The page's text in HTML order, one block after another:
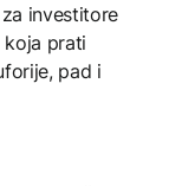
investitore
koja prati
pad i